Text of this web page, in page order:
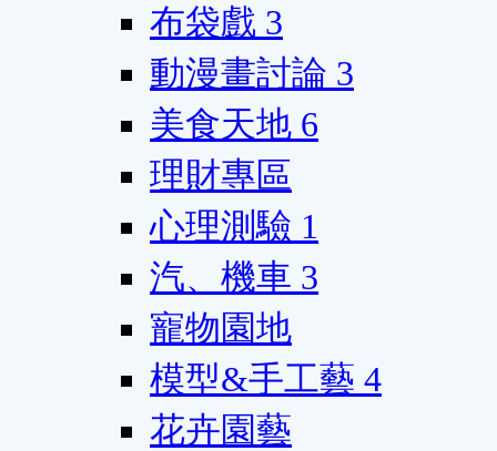
布袋戲 3
動漫畫討論 3
美食天地 6
理財專區
心理測驗 1
汽、機車 3
寵物園地
模型&手工藝 4
花卉園藝